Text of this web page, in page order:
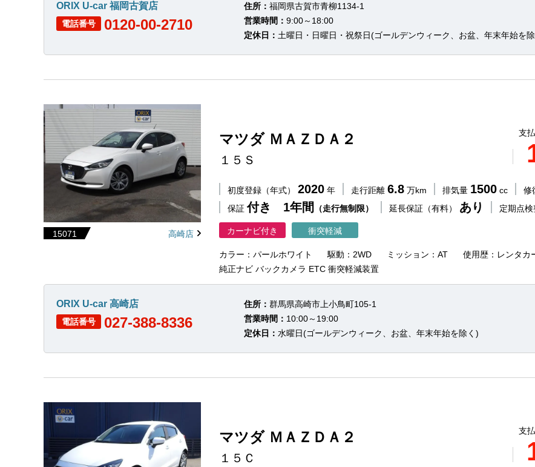
ORIX U-car 福岡古賀店
電話番号 0120-00-2710
住所： 福岡県古賀市青柳1134-1
営業時間： 9:00～18:00
定休日： 土曜日・日曜日・祝祭日(ゴールデンウィーク、お盆、年末年始を
15071 高崎店
マツダ ＭＡＺＤＡ２
１５Ｓ
支
初度登録（年式） 2020 年 走行距離 6.8 万km 排気量 1500 cc 修
保証付き 1年間 （走行無制限） 延長保証（有料） あり 定期点
カーナビ付き 衝突軽減
カラー：パールホワイト 駆動：2WD ミッション：AT
使用歴：レンタカ
純正ナビ バックカメラ ETC 衝突軽減装置
ORIX U-car 高崎店
電話番号 027-388-8336
住所： 群馬県高崎市上小鳥町105-1
営業時間： 10:00～19:00
定休日： 水曜日(ゴールデンウィーク、お盆、年末年始を除く)
マツダ ＭＡＺＤＡ２
１５Ｃ
支